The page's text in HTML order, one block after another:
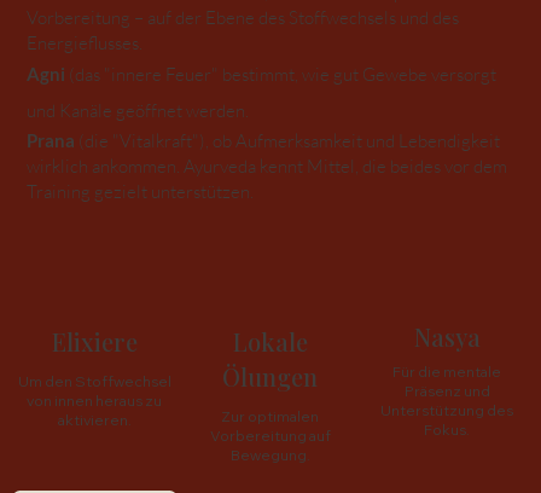
Vorbereitung – auf der Ebene des Stoffwechsels und des
Energieflusses.
Agni (das "innere Feuer" bestimmt, wie gut Gewebe versorgt
und Kanäle geöffnet werden.
Prana (die "Vitalkraft"), ob Aufmerksamkeit und Lebendigkeit
wirklich ankommen. Ayurveda kennt Mittel, die beides vor dem
Training gezielt unterstützen.
Elixiere
Um den Stoffwechsel
von innen heraus zu
aktivieren.
Lokale
Ölungen
Zur optimalen
Vorbereitung auf
Bewegung.
Nasya
Für die mentale
Präsenz und
Unterstützung des
Fokus.